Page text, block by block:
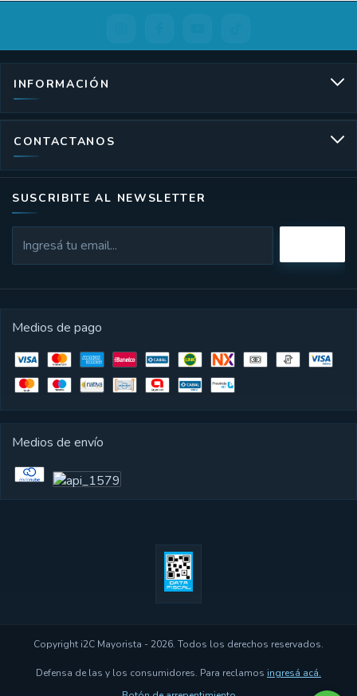
INFORMACIÓN
CONTACTANOS
SUSCRIBITE AL NEWSLETTER
Medios de pago
Medios de envío
Copyright i2C Mayorista - 2026. Todos los derechos reservados.
Defensa de las y los consumidores. Para reclamos ingresá acá.